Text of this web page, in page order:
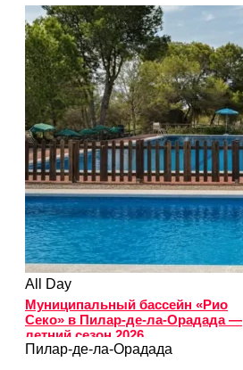
All Day
Муниципальный бассейн «Рио
Секо» в Пилар-де-ла-Орадада —
летний сезон 2026
Пилар-де-ла-Орадада